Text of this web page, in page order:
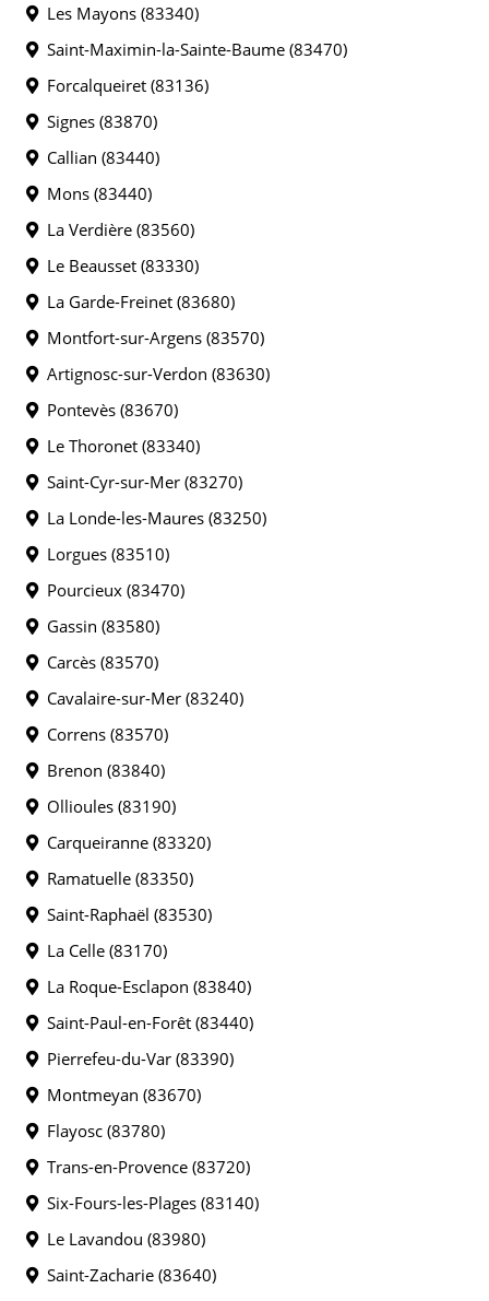
Les Mayons (83340)
Saint-Maximin-la-Sainte-Baume (83470)
Forcalqueiret (83136)
Signes (83870)
Callian (83440)
Mons (83440)
La Verdière (83560)
Le Beausset (83330)
La Garde-Freinet (83680)
Montfort-sur-Argens (83570)
Artignosc-sur-Verdon (83630)
Pontevès (83670)
Le Thoronet (83340)
Saint-Cyr-sur-Mer (83270)
La Londe-les-Maures (83250)
Lorgues (83510)
Pourcieux (83470)
Gassin (83580)
Carcès (83570)
Cavalaire-sur-Mer (83240)
Correns (83570)
Brenon (83840)
Ollioules (83190)
Carqueiranne (83320)
Ramatuelle (83350)
Saint-Raphaël (83530)
La Celle (83170)
La Roque-Esclapon (83840)
Saint-Paul-en-Forêt (83440)
Pierrefeu-du-Var (83390)
Montmeyan (83670)
Flayosc (83780)
Trans-en-Provence (83720)
Six-Fours-les-Plages (83140)
Le Lavandou (83980)
Saint-Zacharie (83640)